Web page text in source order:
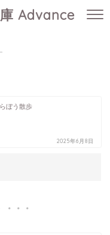
Advance
ぼう散歩
2025年6月8日